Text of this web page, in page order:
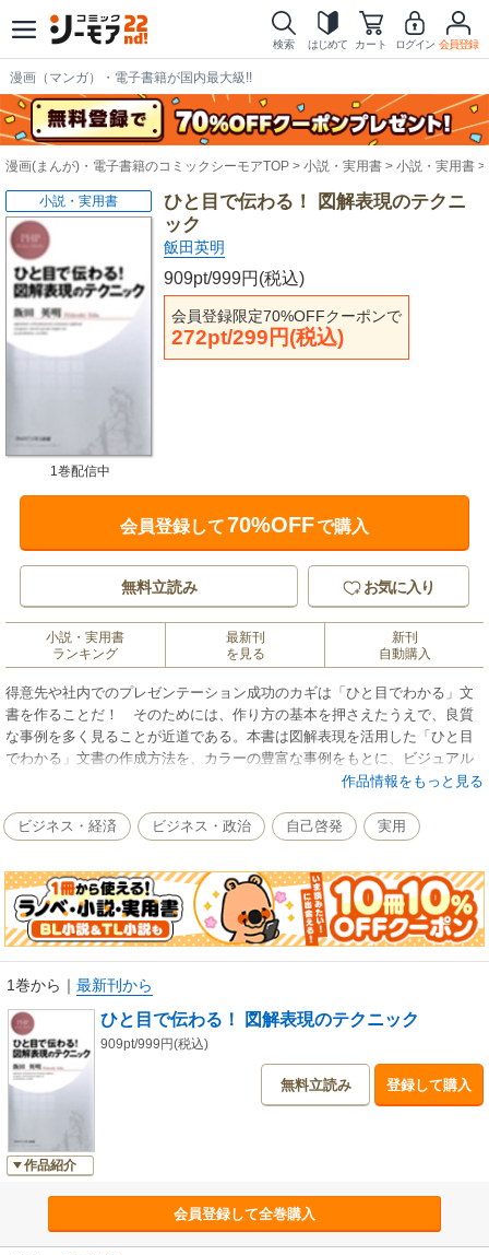
検索 はじめて カート ログイン 会員登録
漫画（マンガ）・電子書籍が国内最大級!!
漫画(まんが)・電子書籍のコミックシーモアTOP 小説・実用書 小説・実用書
ひと目で伝わる！ 図解表現のテクニ
ック
飯田英明
909pt/999円(税込)
会員登録限定70%OFFクーポンで
272pt/299円(税込)
小説・実用書
1巻配信中
会員登録して70%OFFで購入
無料立読み お気に入り
小説・実用書
ランキング
最新刊
を見る
新刊
自動購入
得意先や社内でのプレゼンテーション成功のカギは「ひと目でわかる」文
書を作ることだ！ そのためには、作り方の基本を押さえたうえで、良質
な事例を多く見ることが近道である。本書は図解表現を活用した「ひと目
でわかる」文書の作成方法を、カラーの豊富な事例をもとに、ビジュアル
でわかりやすく解説。また実際に使われた図解表現を活用した文書や、優
ても紹介した。本書の内容に従って、資料のレイアウト・色・写真等を少
し変えれば、「こんなに違うのか！」と実感するに違いない。すぐに使え
るテクニックが満載の1冊。
作品情報をもっと見る
ビジネス・経済 ビジネス・政治 自己啓発 実用
1巻から ｜ 最新刊から
作品紹介
ひと目で伝わる！ 図解表現のテクニック
909pt/999円(税込)
無料立読み 登録して購入
会員登録して全巻購入